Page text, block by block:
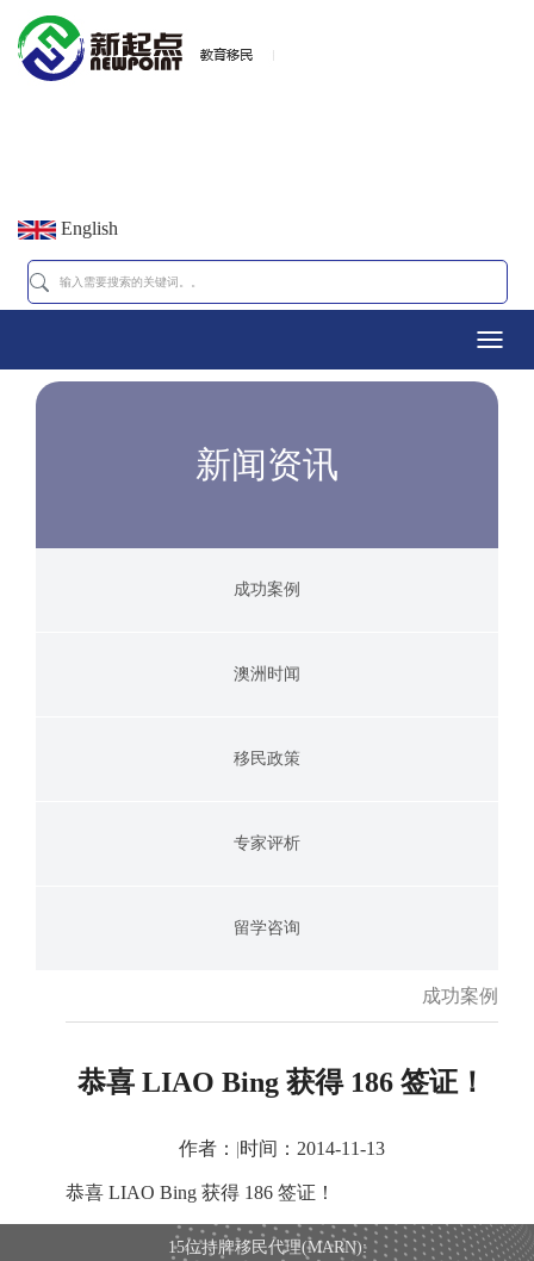
English
新闻资讯
成功案例
澳洲时闻
移民政策
专家评析
留学咨询
成功案例
恭喜 LIAO Bing 获得 186 签证！
作者： |时间：2014-11-13
恭喜 LIAO Bing 获得 186 签证！
15位持牌移民代理(MARN):